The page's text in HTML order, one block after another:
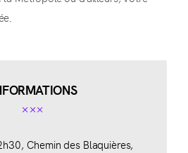
Chemin des Blaquières,